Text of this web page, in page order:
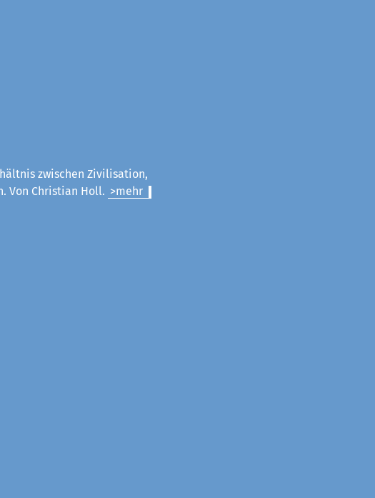
zwischen Zivilisation,
Von Christian Holl. >mehr